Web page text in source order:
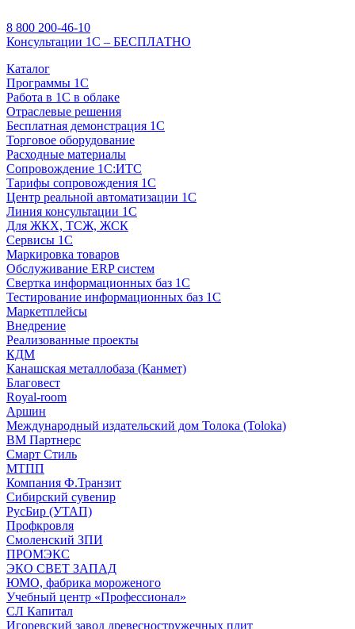
8 800 200-46-10
Консультации 1С – БЕСПЛАТНО
Каталог
Программы 1С
Работа в 1С в облаке
Отраслевые решения
Бесплатная демонстрация 1С
Торговое оборудование
Расходные материалы
Сопровождение 1С:ИТС
Тарифы сопровождения 1С
Центр реальной автоматизации 1С
Линия консультации 1С
Для ЖКХ, ТСЖ, ЖСК
Сервисы 1С
Маркировка товаров
Обслуживание ERP систем
Свертка информационных баз 1С
Тестирование информационных баз 1С
Маркетплейсы
Внедрение
Реализованные проекты
КДМ
Канашская металлобаза (Канмет)
Благовест
Royal-room
Аршин
Международный издательский дом Толока (Toloka)
ВМ Партнерс
Смарт Стиль
МТПП
Компания Ф.Транзит
Сибирский сувенир
РусБир (УТАП)
Профкровля
Смоленский ЗПИ
ПРОМЭКС
ЭКО СВЕТ ЗАПАД
ЮМО, фабрика мороженого
Учебный центр «Профессионал»
СЛ Капитал
Игоревский завод древесностружечных плит